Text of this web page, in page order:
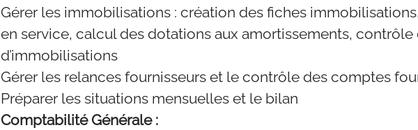
Gérer les immobilisations : création des fiches
en service, calcul des dotations aux amortissements,
d’immobilisations
Gérer les relances fournisseurs et le contrôle des comptes
Préparer les situations mensuelles et le bilan
Comptabilité Générale :